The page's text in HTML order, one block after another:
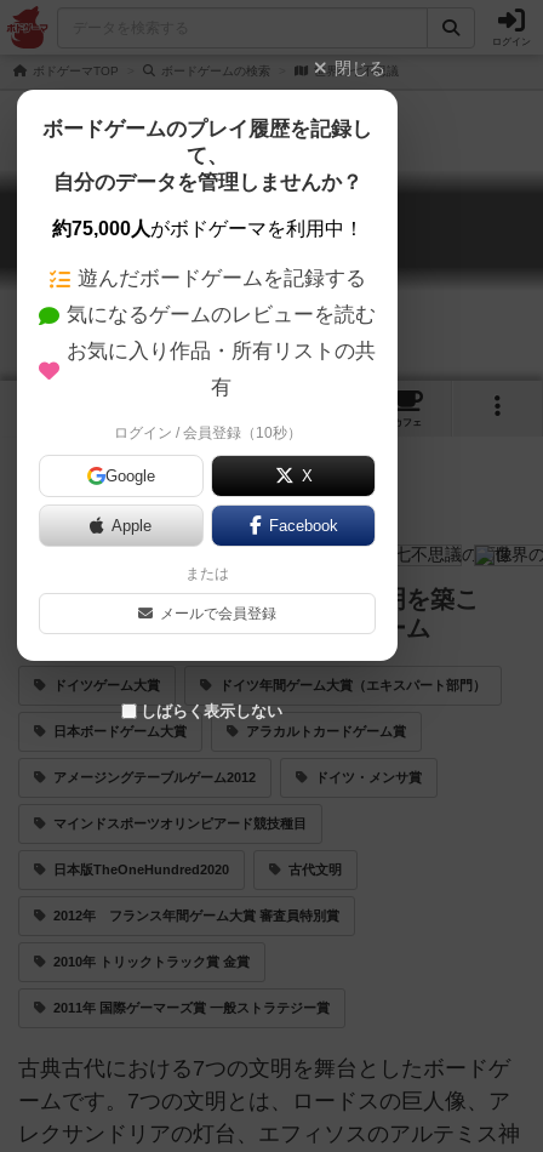
ログイン
ボドゲーマTOP ボードゲームの検索 世界の七不思議
世界の七不思議
7 Wonders
カフェ
古代都市を発展させて歴史ある文明を築こ
う！同時解決型カードドラフトゲーム
ドイツゲーム大賞 ドイツ年間ゲーム大賞（エキスパート部門）
日本ボードゲーム大賞 アラカルトカードゲーム賞
アメージングテーブルゲーム2012 ドイツ・メンサ賞
マインドスポーツオリンピアード競技種目
日本版TheOneHundred2020 古代文明
2012年 フランス年間ゲーム大賞 審査員特別賞
2010年 トリックトラック賞 金賞
2011年 国際ゲーマーズ賞 一般ストラテジー賞
古典古代における7つの文明を舞台としたボードゲ
ームです。7つの文明とは、ロードスの巨人像、ア
レクサンドリアの灯台、エフィソスのアルテミス神
閉じる
ボードゲームのプレイ履歴を記録し
て、
自分のデータを管理しませんか？
約75,000人がボドゲーマを利用中！
遊んだボードゲームを記録する
気になるゲームのレビューを読む
お気に入り作品・所有リストの共
有
ログイン / 会員登録（10秒）
Google X
Apple Facebook
または
メールで会員登録
しばらく表示しない